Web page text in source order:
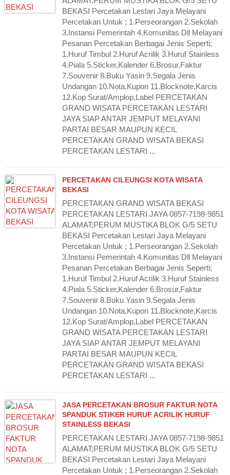
BEKASI Percetakan Lestari Jaya Melayani
Percetakan Untuk ; 1.Perseorangan 2.Sekolah
3.Instansi Pemerintah 4.Komunitas Dll Melayani
Pesanan Percetakan Berbagai Jenis Seperti;
1.Huruf Timbul 2.Huruf Acrilik 3.Huruf Stainless
4.Piala 5.Sticker,Kalender 6.Brosur,Faktur
7.Souvenir 8.Buku Yasin 9.Segala Jenis
Undangan 10.Nota,Kupon 11.Blocknote,Karcis
12.Kop Surat/Amplop,Label PERCETAKAN
GRAND WISATA PERCETAKAN LESTARI
JAYA SIAP ANTAR JEMPUT MELAYANI
PARTAI BESAR MAUPUN KECIL
PERCETAKAN GRAND WISATA BEKASI
PERCETAKAN LESTARI ...
PERCETAKAN CILEUNGSI KOTA WISATA
BEKASI
PERCETAKAN GRAND WISATA BEKASI
PERCETAKAN LESTARI JAYA 0857-7198-9851
ALAMAT;PERUM MUSTIKA BLOK G/5 SETU
BEKASI Percetakan Lestari Jaya Melayani
Percetakan Untuk ; 1.Perseorangan 2.Sekolah
3.Instansi Pemerintah 4.Komunitas Dll Melayani
Pesanan Percetakan Berbagai Jenis Seperti;
1.Huruf Timbul 2.Huruf Acrilik 3.Huruf Stainless
4.Piala 5.Sticker,Kalender 6.Brosur,Faktur
7.Souvenir 8.Buku Yasin 9.Segala Jenis
Undangan 10.Nota,Kupon 11.Blocknote,Karcis
12.Kop Surat/Amplop,Label PERCETAKAN
GRAND WISATA PERCETAKAN LESTARI
JAYA SIAP ANTAR JEMPUT MELAYANI
PARTAI BESAR MAUPUN KECIL
PERCETAKAN GRAND WISATA BEKASI
PERCETAKAN LESTARI ...
JASA PERCETAKAN BROSUR FAKTUR NOTA
SPANDUK STIKER HURUF ACRILIK HURUF
STAINLESS BEKASI
PERCETAKAN LESTARI JAYA 0857-7198-9851
ALAMAT;PERUM MUSTIKA BLOK G/5 SETU
BEKASI Percetakan Lestari Jaya Melayani
Percetakan Untuk ; 1.Perseorangan 2.Sekolah